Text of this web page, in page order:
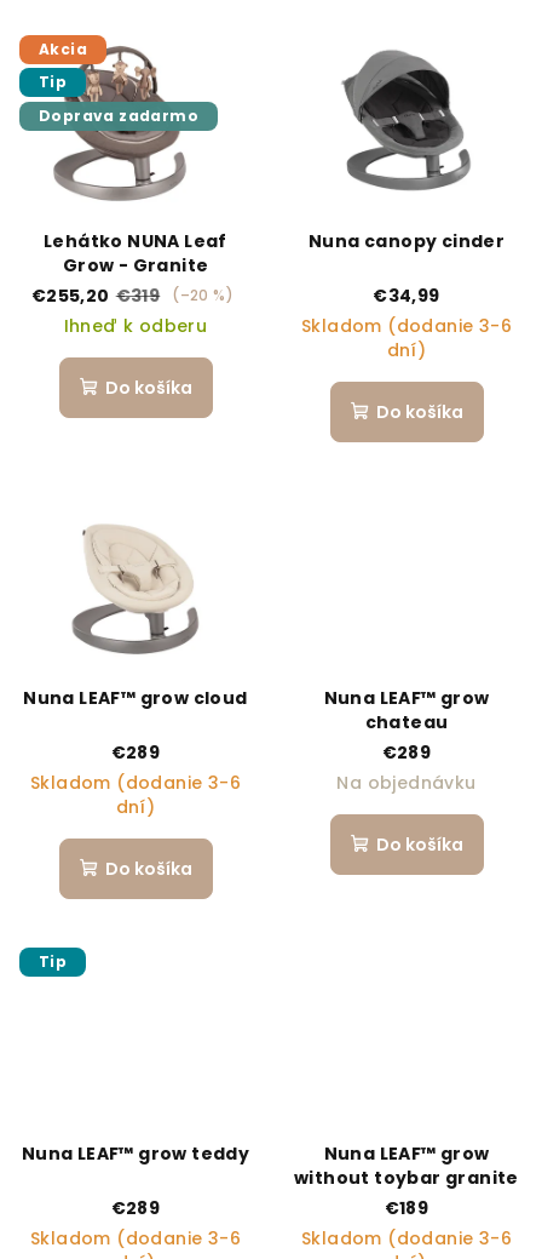
Výpis produktov
Akcia
Tip
Doprava zadarmo
Lehátko NUNA Leaf
Grow - Granite
€255,20 €319 (–20 %)
Ihneď k odberu
Do košíka
Nuna canopy cinder
€34,99
Skladom (dodanie 3-6
dní)
Do košíka
Nuna LEAF™ grow cloud
€289
Skladom (dodanie 3-6
dní)
Do košíka
Nuna LEAF™ grow
chateau
€289
Na objednávku
Do košíka
Tip
Nuna LEAF™ grow teddy
€289
Skladom (dodanie 3-6
Nuna LEAF™ grow
without toybar granite
€189
Skladom (dodanie 3-6